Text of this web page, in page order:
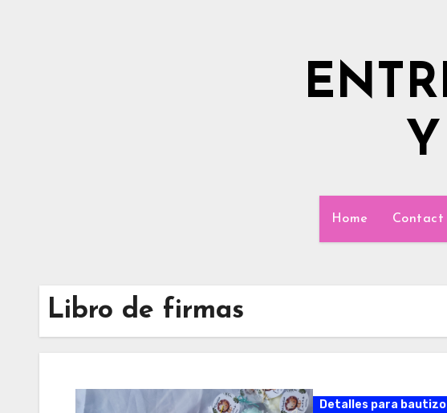
Home Contact
Libro de firmas
Detalles para bautizo